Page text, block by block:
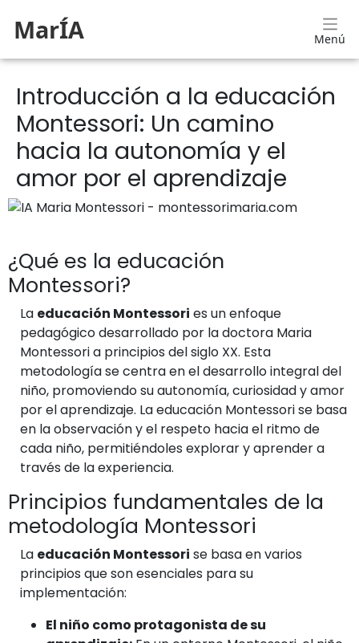
MarÍA Menú
Introducción a la educación
Montessori: Un camino
hacia la autonomía y el
amor por el aprendizaje
¿Qué es la educación
Montessori?
La educación Montessori es un enfoque
pedagógico desarrollado por la doctora Maria
Montessori a principios del siglo XX. Esta
metodología se centra en el desarrollo integral del
niño, promoviendo su autonomía, curiosidad y amor
por el aprendizaje. La educación Montessori se basa
en la observación y el respeto hacia el ritmo de
cada niño, permitiéndoles explorar y aprender a
través de la experiencia.
Principios fundamentales de la
metodología Montessori
La educación Montessori se basa en varios
principios que son esenciales para su
implementación:
El niño como protagonista de su